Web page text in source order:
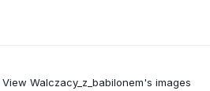
View Walczacy_z_babilonem's images